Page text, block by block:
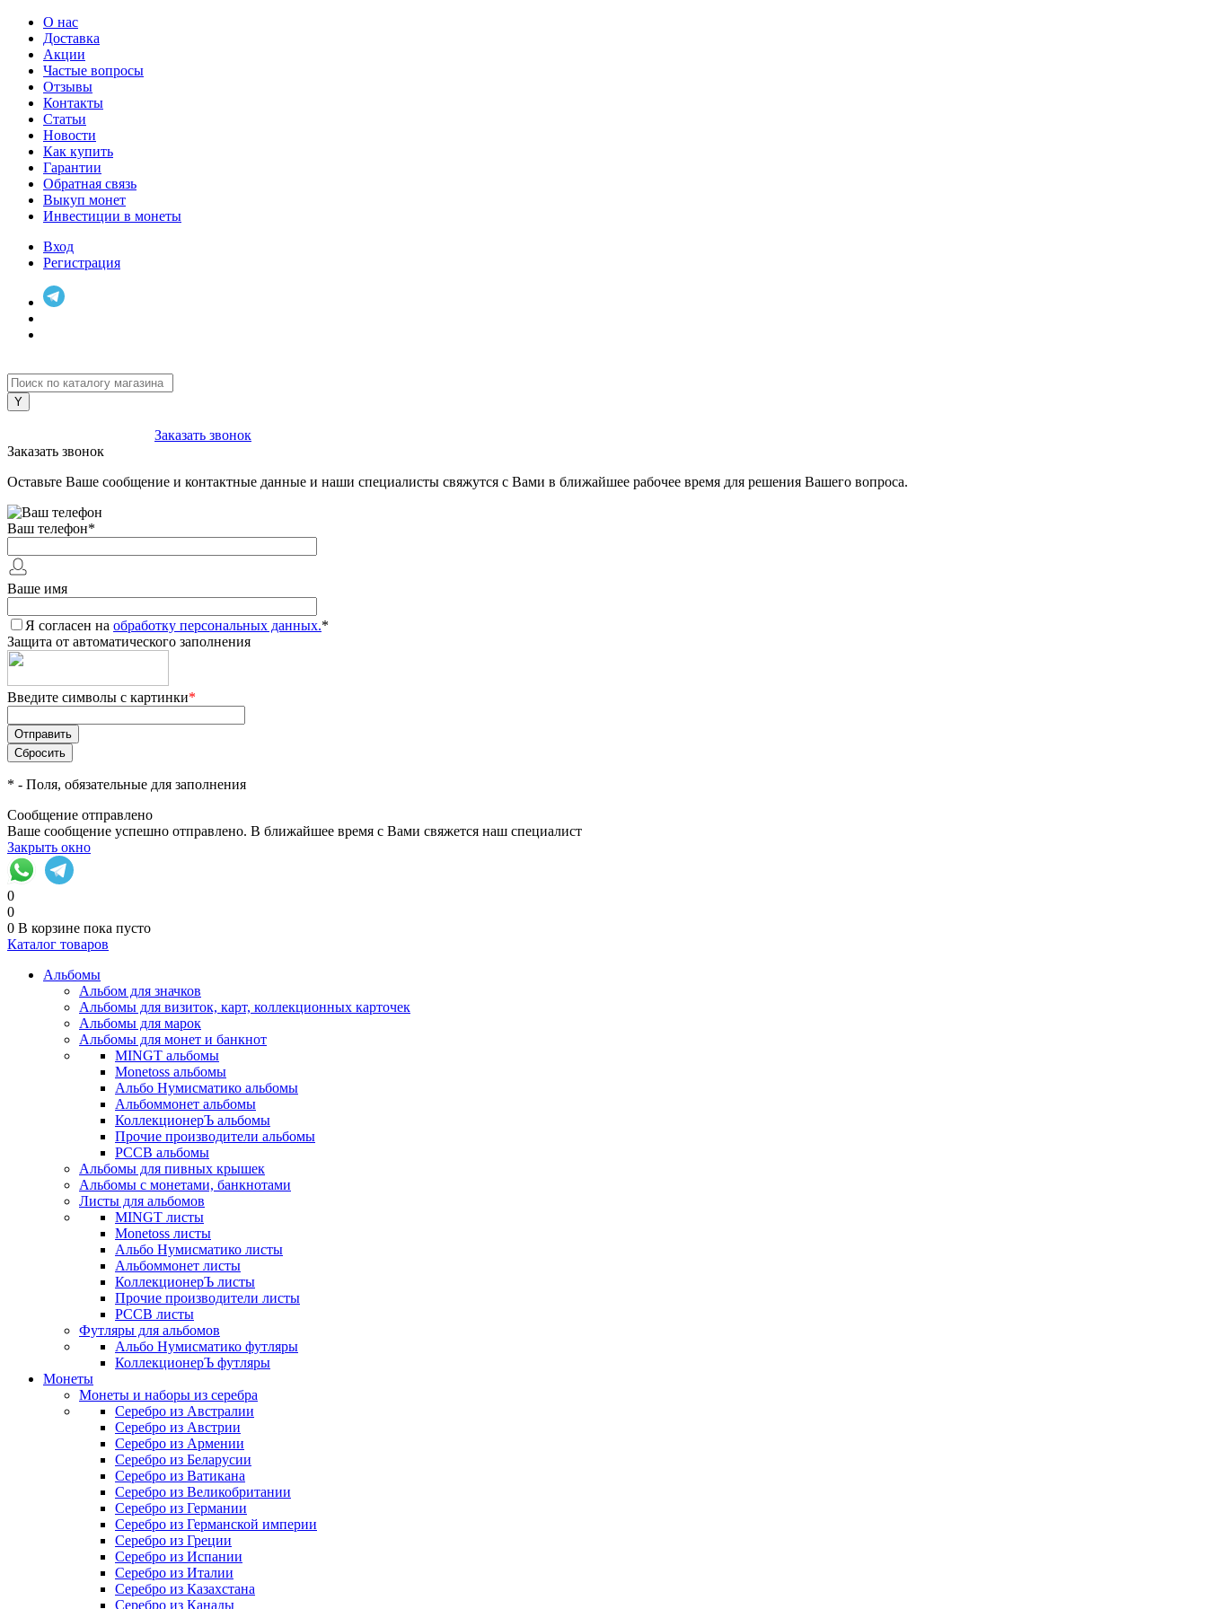
О нас
Доставка
Акции
Частые вопросы
Отзывы
Контакты
Статьи
Новости
Как купить
Гарантии
Обратная связь
Выкуп монет
Инвестиции в монеты
Вход
Регистрация
Заказать звонок
Заказать звонок
Оставьте Ваше сообщение и контактные данные и наши специалисты свяжутся с Вами в ближайшее рабочее время для решения Вашего вопроса.
Ваш телефон*
Ваше имя
Я согласен на обработку персональных данных.*
Защита от автоматического заполнения
Введите символы с картинки*
* - Поля, обязательные для заполнения
Сообщение отправлено
Ваше сообщение успешно отправлено. В ближайшее время с Вами свяжется наш специалист
Закрыть окно
0
0
0 В корзине пока пусто
Каталог товаров
Альбомы
Альбом для значков
Альбомы для визиток, карт, коллекционных карточек
Альбомы для марок
Альбомы для монет и банкнот
MINGT альбомы
Monetoss альбомы
Альбо Нумисматико альбомы
Альбоммонет альбомы
КоллекционерЪ альбомы
Прочие производители альбомы
РССВ альбомы
Альбомы для пивных крышек
Альбомы с монетами, банкнотами
Листы для альбомов
MINGT листы
Monetoss листы
Альбо Нумисматико листы
Альбоммонет листы
КоллекционерЪ листы
Прочие производители листы
РССВ листы
Футляры для альбомов
Альбо Нумисматико футляры
КоллекционерЪ футляры
Монеты
Монеты и наборы из серебра
Серебро из Австралии
Серебро из Австрии
Серебро из Армении
Серебро из Беларусии
Серебро из Ватикана
Серебро из Великобритании
Серебро из Германии
Серебро из Германской империи
Серебро из Греции
Серебро из Испании
Серебро из Италии
Серебро из Казахстана
Серебро из Канады